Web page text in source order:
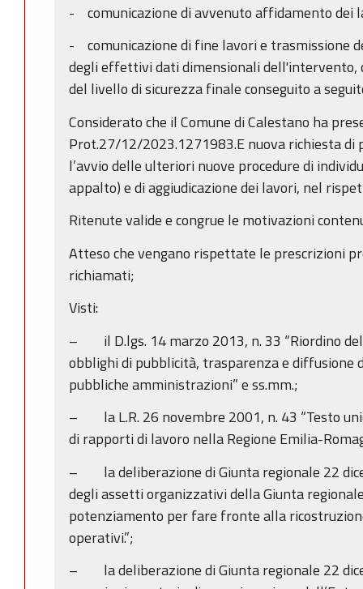
- comunicazione di avvenuto affidamento dei
- comunicazione di fine lavori e trasmissione
degli effettivi dati dimensionali dell'intervento,
del livello di sicurezza finale conseguito a
Considerato che il Comune di Calestano ha
Prot.27/12/2023.1271983.E nuova richiesta di
l’avvio delle ulteriori nuove procedure di
appalto) e di aggiudicazione dei lavori, nel
Ritenute valide e congrue le motivazioni
Atteso che vengano rispettate le prescrizioni
richiamati;
Visti:
– il D.lgs. 14 marzo 2013, n. 33 “Riordino
obblighi di pubblicità, trasparenza e diffusione
pubbliche amministrazioni” e ss.mm.;
– la L.R. 26 novembre 2001, n. 43 “Testo
di rapporti di lavoro nella Regione Emilia-
– la deliberazione di Giunta regionale 22
degli assetti organizzativi della Giunta
potenziamento per fare fronte alla
operativi.”;
– la deliberazione di Giunta regionale 22